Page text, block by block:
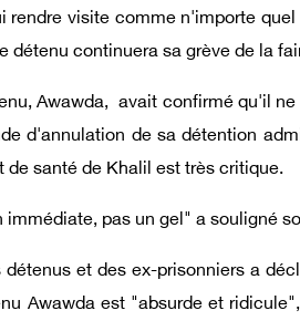
rendre visite comme n'importe
détenu continuera sa grève de la
Awawda, avait confirmé qu'il
d'annulation de sa détention
santé de Khalil est très critique.
pas un gel" a souligné
et des ex-prisonniers a
Awawda est "absurde et